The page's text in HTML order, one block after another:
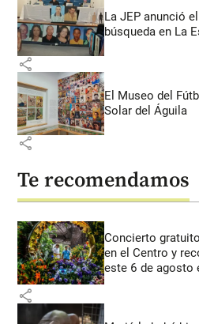
La JEP anunció
búsqueda en La
share
El Museo del
Solar del Águila
share
Te recomendamos
Concierto
en el Centro y
este 6 de agosto
share